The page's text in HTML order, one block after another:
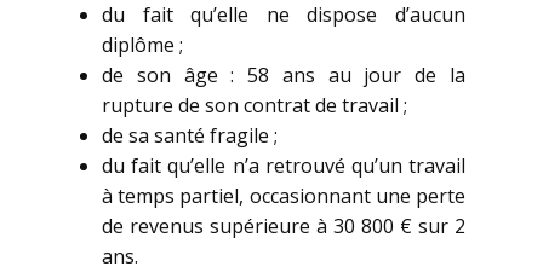
du fait qu’elle ne dispose d’aucun
diplôme ;
de son âge : 58 ans au jour de la
rupture de son contrat de travail ;
de sa santé fragile ;
du fait qu’elle n’a retrouvé qu’un travail
à temps partiel, occasionnant une perte
de revenus supérieure à 30 800 € sur 2
ans.